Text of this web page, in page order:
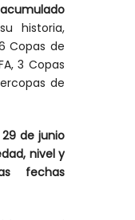
historia,
Copas de
3 Copas
de
de junio
nivel y
fechas